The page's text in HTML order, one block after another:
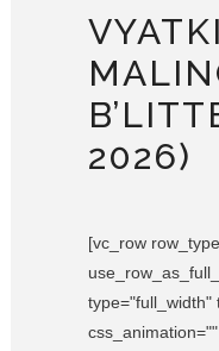
2026)
[vc_row
type="full_width"